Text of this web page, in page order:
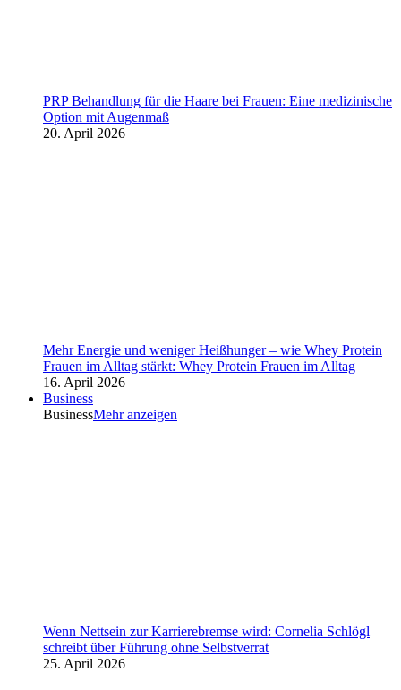
PRP Behandlung für die Haare bei Frauen: Eine medizinische
Option mit Augenmaß
20. April 2026
Mehr Energie und weniger Heißhunger – wie Whey Protein
Frauen im Alltag stärkt: Whey Protein Frauen im Alltag
16. April 2026
Business
BusinessMehr anzeigen
Wenn Nettsein zur Karrierebremse wird: Cornelia Schlögl
schreibt über Führung ohne Selbstverrat
25. April 2026